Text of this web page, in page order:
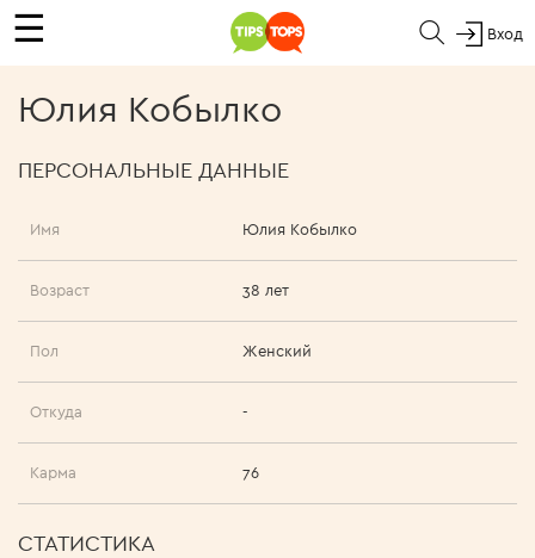
☰ Вход
Юлия Кобылко
ПЕРСОНАЛЬНЫЕ ДАННЫЕ
Имя Юлия Кобылко
Возраст 38 лет
Пол Женский
Откуда -
Карма 76
СТАТИСТИКА